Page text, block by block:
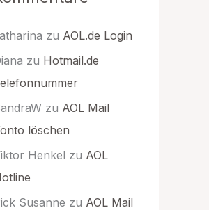
zu AOL.de Login
zu Hotmail.de
zu AOL Mail
löschen
Henkel zu AOL
Susanne zu AOL Mail